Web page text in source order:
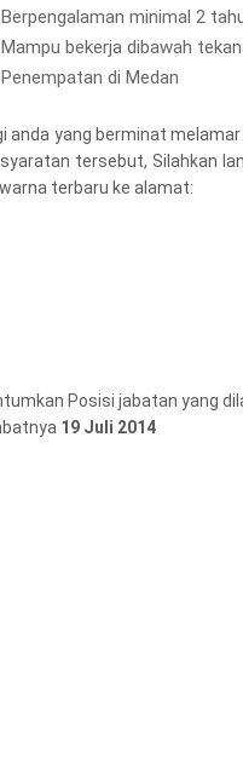
Berpengalaman minimal 2
Mampu bekerja dibawah
Penempatan di Medan
anda yang berminat
tersebut, Silahkan
terbaru ke alamat:
Posisi jabatan yang
19 Juli 2014